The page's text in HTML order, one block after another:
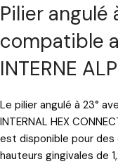
Pilier angulé
compatible
INTERNE
Le pilier angulé à 23°
INTERNAL HEX
est disponible pour
hauteurs gingivales de